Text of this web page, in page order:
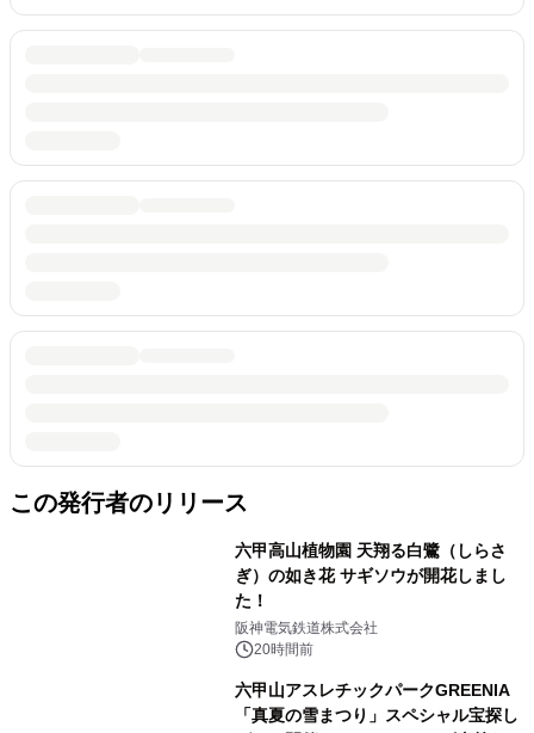
この発行者のリリース
六甲高山植物園 天翔る白鷺（しらさ
ぎ）の如き花 サギソウが開花しまし
た！
阪神電気鉄道株式会社
20時間前
六甲山アスレチックパークGREENIA
「真夏の雪まつり」スペシャル宝探し